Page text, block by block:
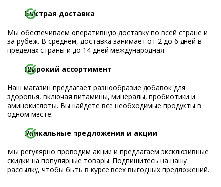
Быстрая доставка
Мы обеспечиваем оперативную доставку по всей стране и
за рубеж. В среднем, доставка занимает от 2 до 6 дней в
пределах страны и до 14 дней международная.
Широкий ассортимент
Наш магазин предлагает разнообразие добавок для
здоровья, включая витамины, минералы, пробиотики и
аминокислоты. Вы найдете все необходимые продукты в
одном месте.
Уникальные предложения и акции
Мы регулярно проводим акции и предлагаем эксклюзивные
скидки на популярные товары. Подпишитесь на нашу
рассылку, чтобы быть в курсе всех выгодных предложений.